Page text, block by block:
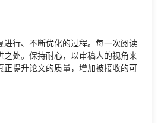
进行、不断优化的过程。每一次阅读
之处。保持耐心，以审稿人的视角来
正提升论文的质量，增加被接收的可